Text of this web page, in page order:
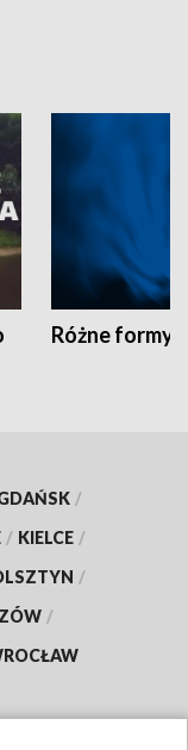
Różne formy
/
/ KIELCE /
/
/